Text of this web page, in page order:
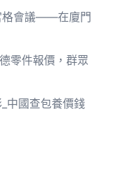
格會議——在廈門
零件報價，群眾
中國查包養價錢